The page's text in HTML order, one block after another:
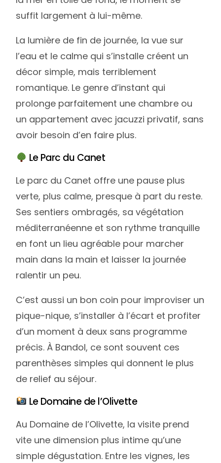
suffit largement à lui-même.
La lumière de fin de journée, la vue sur
l’eau et le calme qui s’installe créent un
décor simple, mais terriblement
romantique. Le genre d’instant qui
prolonge parfaitement une chambre ou
un appartement avec jacuzzi privatif, sans
avoir besoin d’en faire plus.
Le Parc du Canet
Le parc du Canet offre une pause plus
verte, plus calme, presque à part du reste.
Ses sentiers ombragés, sa végétation
méditerranéenne et son rythme tranquille
en font un lieu agréable pour marcher
main dans la main et laisser la journée
ralentir un peu.
C’est aussi un bon coin pour improviser un
pique-nique, s’installer à l’écart et profiter
d’un moment à deux sans programme
précis. À Bandol, ce sont souvent ces
parenthèses simples qui donnent le plus
de relief au séjour.
Le Domaine de l’Olivette
Au Domaine de l’Olivette, la visite prend
vite une dimension plus intime qu’une
simple dégustation. Entre les vignes, les